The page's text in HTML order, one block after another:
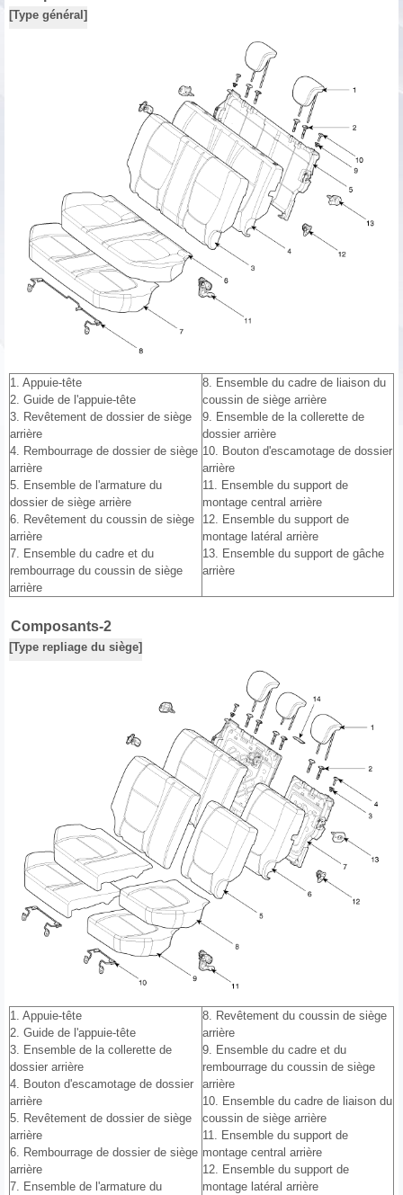
[Type général]
1. Appuie-tête
2. Guide de l'appuie-tête
3. Revêtement de dossier de siège
arrière
4. Rembourrage de dossier de siège
arrière
5. Ensemble de l'armature du
dossier de siège arrière
6. Revêtement du coussin de siège
arrière
7. Ensemble du cadre et du
rembourrage du coussin de siège
arrière
8. Ensemble du cadre de liaison du
coussin de siège arrière
9. Ensemble de la collerette de
dossier arrière
10. Bouton d'escamotage de dossier
arrière
11. Ensemble du support de
montage central arrière
12. Ensemble du support de
montage latéral arrière
13. Ensemble du support de gâche
arrière
Composants-2
[Type repliage du siège]
1. Appuie-tête
2. Guide de l'appuie-tête
3. Ensemble de la collerette de
dossier arrière
4. Bouton d'escamotage de dossier
arrière
5. Revêtement de dossier de siège
arrière
6. Rembourrage de dossier de siège
arrière
7. Ensemble de l'armature du
8. Revêtement du coussin de siège
arrière
9. Ensemble du cadre et du
rembourrage du coussin de siège
arrière
10. Ensemble du cadre de liaison du
coussin de siège arrière
11. Ensemble du support de
montage central arrière
12. Ensemble du support de
montage latéral arrière